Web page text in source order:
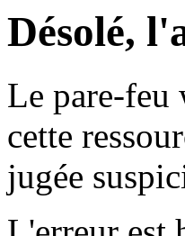
Désolé,
Le pare-feu
cette
jugée